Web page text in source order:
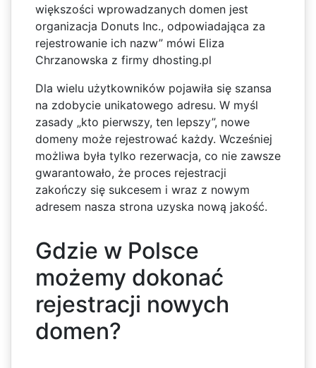
większości wprowadzanych domen jest
organizacja Donuts Inc., odpowiadająca za
rejestrowanie ich nazw” mówi Eliza
Chrzanowska z firmy dhosting.pl
Dla wielu użytkowników pojawiła się szansa
na zdobycie unikatowego adresu. W myśl
zasady „kto pierwszy, ten lepszy”, nowe
domeny może rejestrować każdy. Wcześniej
możliwa była tylko rezerwacja, co nie zawsze
gwarantowało, że proces rejestracji
zakończy się sukcesem i wraz z nowym
adresem nasza strona uzyska nową jakość.
Gdzie w Polsce
możemy dokonać
rejestracji nowych
domen?